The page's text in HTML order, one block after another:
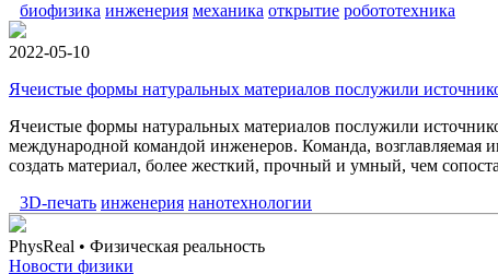
биофизика инженерия механика открытие робототехника
2022-05-10
Ячеистые формы натуральных материалов послужили
Ячеистые формы натуральных материалов послужили
международной командой инженеров. Команда,
создать материал, более жесткий, прочный и умный, чем
3D-печать инженерия нанотехнологии
PhysReal • Физическая реальность
Новости физики